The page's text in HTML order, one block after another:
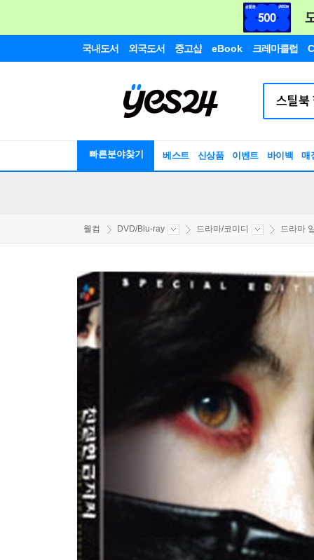
국내도서 외국도서 중고샵 eBook 크레마클럽
빠른분야찾기 베스트 신상품 이벤트 바이백 매
웰컴 DVD/Blu-ray 드라마/코미디 드라마